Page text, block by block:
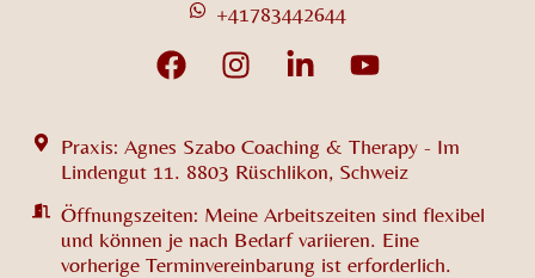
+41783442644
Praxis: Agnes Szabo Coaching & Therapy - Im
Lindengut 11. 8803 Rüschlikon, Schweiz
Öffnungszeiten: Meine Arbeitszeiten sind flexibel
und können je nach Bedarf variieren. Eine
vorherige Terminvereinbarung ist erforderlich.